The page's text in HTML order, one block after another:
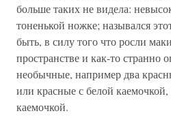
больше таких не видела:
тоненькой ножке; назывался
быть, в силу того что росли
пространстве и как-то странно
необычные, например два
или красные с белой
каемочкой.